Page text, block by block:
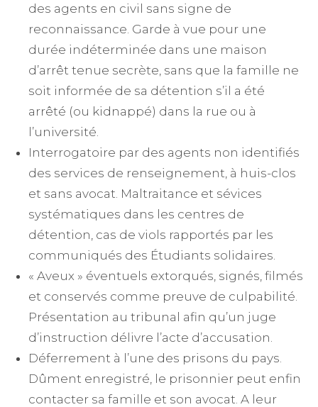
des agents en civil sans signe de
reconnaissance. Garde à vue pour une
durée indéterminée dans une maison
d’arrêt tenue secrète, sans que la famille ne
soit informée de sa détention s’il a été
arrêté (ou kidnappé) dans la rue ou à
l’université.
Interrogatoire par des agents non identifiés
des services de renseignement, à huis-clos
et sans avocat. Maltraitance et sévices
systématiques dans les centres de
détention, cas de viols rapportés par les
communiqués des Étudiants solidaires.
« Aveux » éventuels extorqués, signés, filmés
et conservés comme preuve de culpabilité.
Présentation au tribunal afin qu’un juge
d’instruction délivre l’acte d’accusation.
Déferrement à l’une des prisons du pays.
Dûment enregistré, le prisonnier peut enfin
contacter sa famille et son avocat. A leur